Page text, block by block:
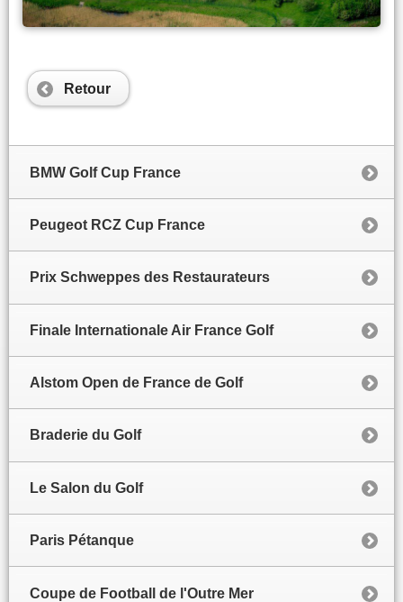
Retour
BMW Golf Cup France
Peugeot RCZ Cup France
Prix Schweppes des Restaurateurs
Finale Internationale Air France Golf
Alstom Open de France de Golf
Braderie du Golf
Le Salon du Golf
Paris Pétanque
Coupe de Football de l'Outre Mer